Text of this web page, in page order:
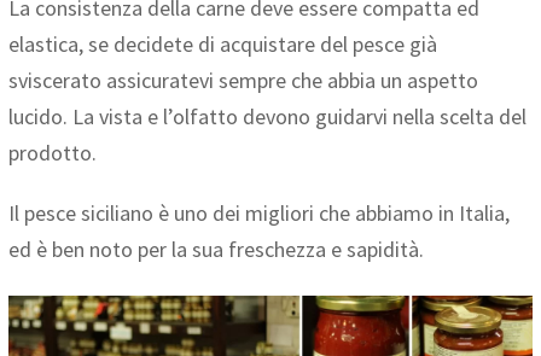
La consistenza della carne deve essere compatta ed
elastica, se decidete di acquistare del pesce già
sviscerato assicuratevi sempre che abbia un aspetto
lucido. La vista e l’olfatto devono guidarvi nella scelta del
prodotto.
Il pesce siciliano è uno dei migliori che abbiamo in Italia,
ed è ben noto per la sua freschezza e sapidità.